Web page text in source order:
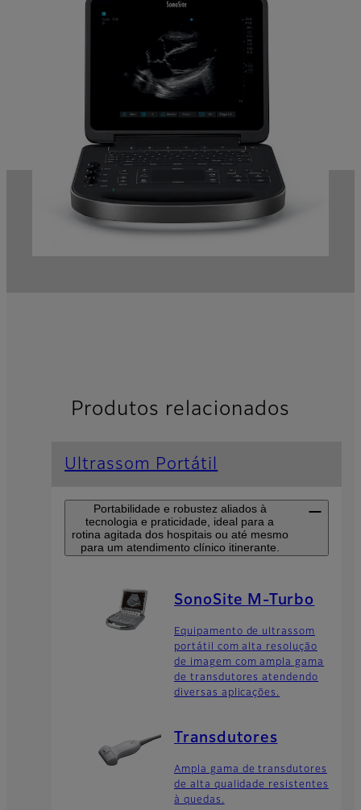
Produtos relacionados
Ultrassom Portátil
Portabilidade e robustez aliados à
tecnologia e praticidade, ideal para a
rotina agitada dos hospitais ou até mesmo
para um atendimento clínico itinerante.
SonoSite M-Turbo
Equipamento de ultrassom
portátil com alta resolução
de imagem com ampla gama
de transdutores atendendo
diversas aplicações.
Transdutores
Ampla gama de transdutores
de alta qualidade resistentes
à quedas.